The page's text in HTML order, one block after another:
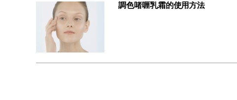
調色啫喱乳霜的使用方法